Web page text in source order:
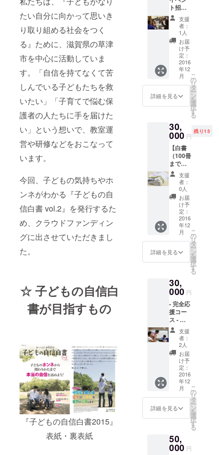
たい自分に向かって思いき
り取り組める社会をつく
る』ために、滋賀県の草津
市を中心に活動していま
す。「自信を持てなくて苦
しんでいる子どもたちを救
いたい」「子育てで悩む保
護者の人たちに手を届けた
い」という想いで、教室運
営や研修などをおこなって
います。
今回、子どもの気持ちやホ
ンネがわかる『子どもの自
信白書 vol.2』を発行するた
め、クラウドファンディン
グに出させていただきまし
た。
☆ 子どもの自信白
書が目指すもの
『子どもの自信白書2015』
表紙・裏表紙
り、「出来
ることがあ
る！」と考
え、2012年
に滋賀県に
て法人化。
不登校だっ
モチや子ど
講演で話し
たり、中高
生の教室
（TRY部・フ
リースクー
ル昼TRY部）
を運営。保
護者向けの
研修もおこ
なう。
好きな言葉
は、『世に
生を得る
すにあり』
（坂本 龍
夢は、環境
や能力（特
性）に関わ
らず、全て
の子どもが
自分の未来
に期待でき
る社会をつ
手紙 ・
「子ど
もの自
信白書
vol.2」
ご希望
の冊数
（5冊ま
で） ・
ドライ
ブくん
ステッ
ト招待
＆白書
（10冊
まで）
＆ス
テッ
カー】
・白書
発刊記
念イベ
ント無
料ご招
待
（2016
@京都
近郊）
・「子
どもの
自信白
書
vol.2」
ご希望
の冊数
（10冊
まで）
・お礼
の手紙
・ドラ
イブく
んス
テッ
支援
者：
1人
お届
け予
定：
2016
年12
月
詳細を見る
こ
の
リ
タ
ー
ン
を
選
択
す
る
30,
000 円
残り15
【白書
（100冊
まで）
＆ス
テッ
カー】
・「子
どもの
自信白
vol.2」
ご希望
の冊数
（100冊
まで）
・お礼
・ドラ
イブく
んス
テッ
カー 5
枚
支援
者：
0人
お届
け予
定：
2016
年12
月
詳細を見る
こ
の
リ
タ
ー
ン
を
選
択
す
る
30,
000 円
- 完全応
援コー
ス - ・
お礼の
手紙 ・
子ども
の自信
白書
vol.2（
1冊）
支援
者：
2人
お届
け予
定：
2016
年12
月
詳細を見る
こ
の
リ
タ
ー
ン
を
選
択
す
る
50,
000 円